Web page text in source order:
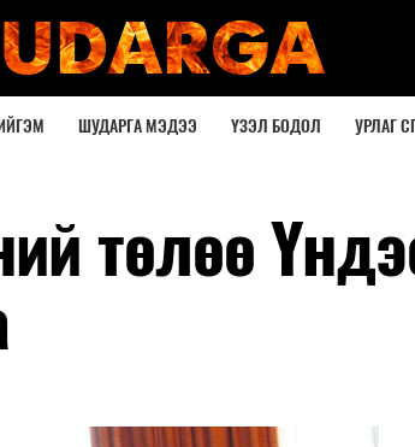
ШУДАРГА МЭДЭЭ ҮЗЭЛ БОДОЛ УРЛАГ
төлөө